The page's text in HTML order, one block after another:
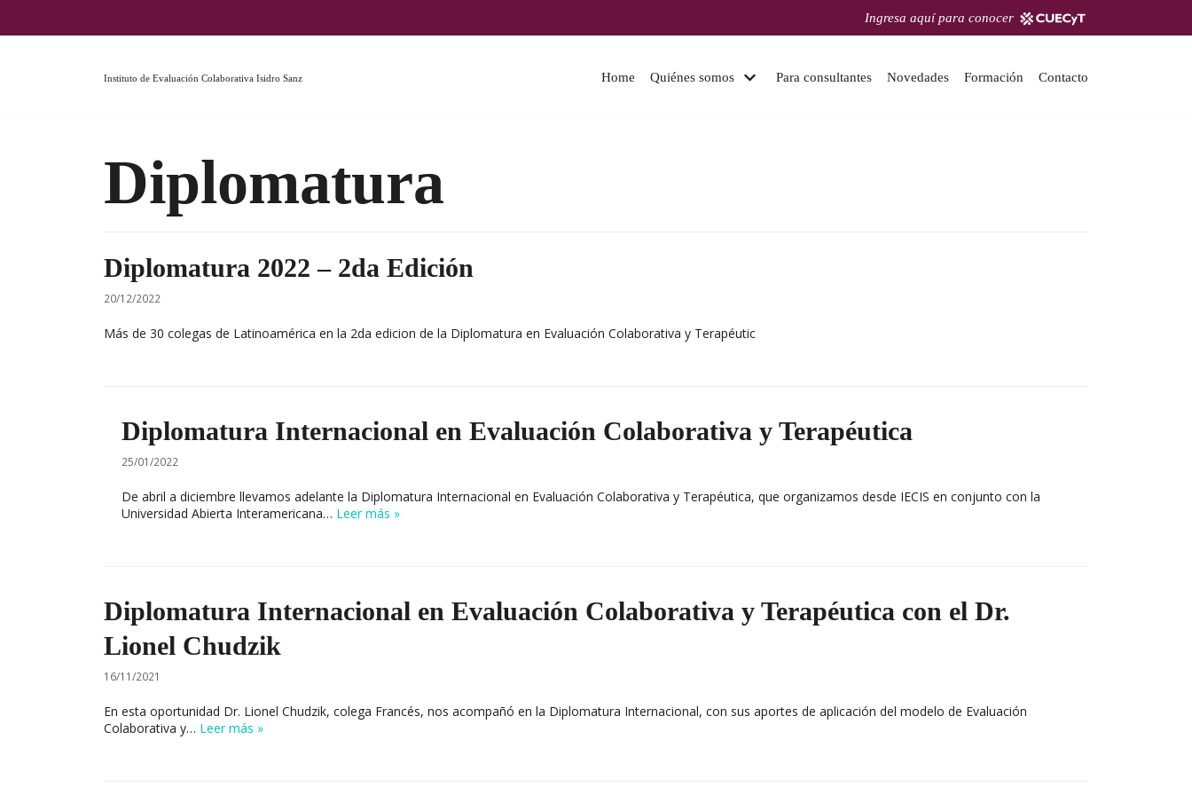
Ingresa aquí para conocer
Instituto de Evaluación Colaborativa Isidro Sanz Home Quiénes somos Para consultantes Novedades Formación Contacto
Diplomatura
Diplomatura 2022 – 2da Edición
20/12/2022
Más de 30 colegas de Latinoamérica en la 2da edicion de la Diplomatura en Evaluación Colaborativa y Terapéutic
Diplomatura Internacional en Evaluación Colaborativa y Terapéutica
25/01/2022
De abril a diciembre llevamos adelante la Diplomatura Internacional en Evaluación Colaborativa y Terapéutica, que organizamos desde IECIS en conjunto con la
Universidad Abierta Interamericana… Leer más »
Diplomatura Internacional en Evaluación Colaborativa y Terapéutica con el Dr.
Lionel Chudzik
16/11/2021
En esta oportunidad Dr. Lionel Chudzik, colega Francés, nos acompañó en la Diplomatura Internacional, con sus aportes de aplicación del modelo de Evaluación
Colaborativa y… Leer más »